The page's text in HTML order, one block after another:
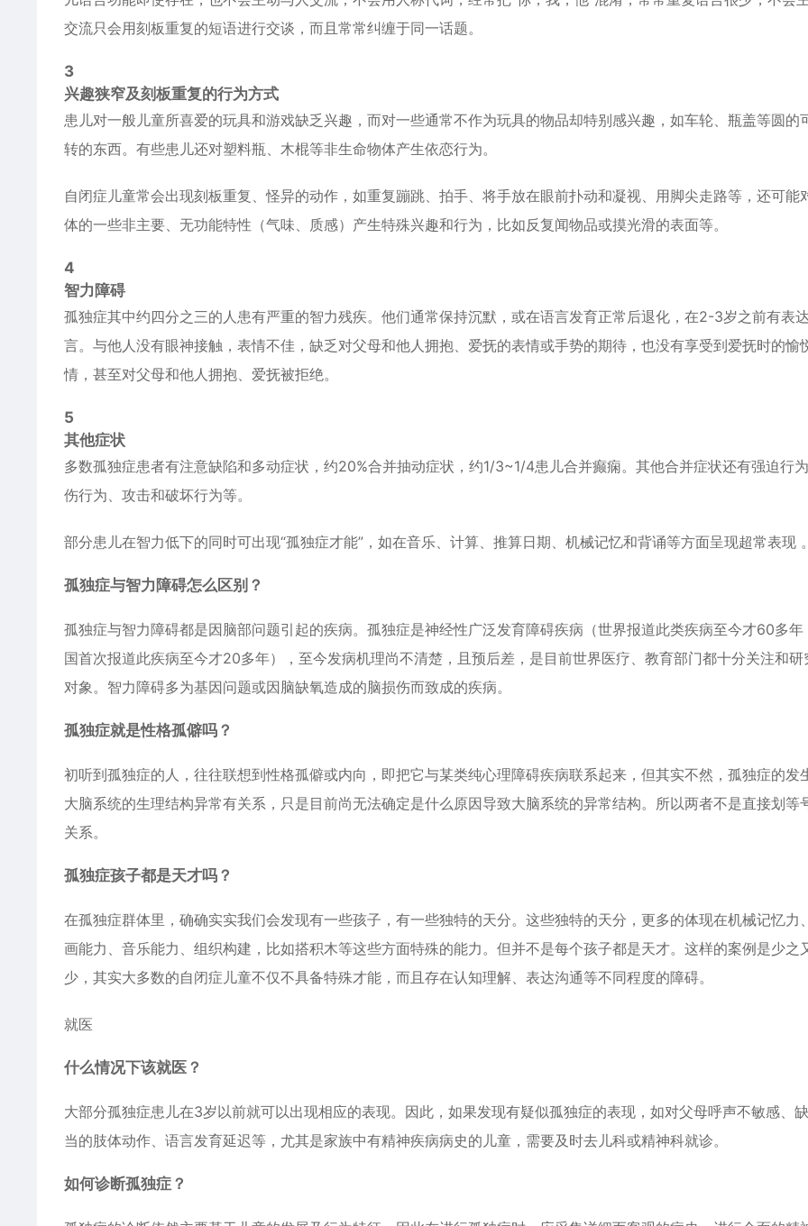
交流只会用刻板重复的短语进行交谈，而且常常纠缠于同一话题。
3
兴趣狭窄及刻板重复的行为方式
患儿对一般儿童所喜爱的玩具和游戏缺乏兴趣，而对一些通常不作为玩具的物品却特别感兴趣，如车轮、瓶盖等圆的
转的东西。有些患儿还对塑料瓶、木棍等非生命物体产生依恋行为。
自闭症儿童常会出现刻板重复、怪异的动作，如重复蹦跳、拍手、将手放在眼前扑动和凝视、用脚尖走路等，还可能
体的一些非主要、无功能特性（气味、质感）产生特殊兴趣和行为，比如反复闻物品或摸光滑的表面等。
4
智力障碍
孤独症其中约四分之三的人患有严重的智力残疾。他们通常保持沉默，或在语言发育正常后退化，在2-3岁之前有表
言。与他人没有眼神接触，表情不佳，缺乏对父母和他人拥抱、爱抚的表情或手势的期待，也没有享受到爱抚时的愉
情，甚至对父母和他人拥抱、爱抚被拒绝。
5
其他症状
多数孤独症患者有注意缺陷和多动症状，约20%合并抽动症状，约1/3~1/4患儿合并癫痫。其他合并症状还有强迫行
伤行为、攻击和破坏行为等。
部分患儿在智力低下的同时可出现“孤独症才能”，如在音乐、计算、推算日期、机械记忆和背诵等方面呈现超常表现 。
孤独症与智力障碍怎么区别？
孤独症与智力障碍都是因脑部问题引起的疾病。孤独症是神经性广泛发育障碍疾病（世界报道此类疾病至今才60多年
国首次报道此疾病至今才20多年），至今发病机理尚不清楚，且预后差，是目前世界医疗、教育部门都十分关注和研
对象。智力障碍多为基因问题或因脑缺氧造成的脑损伤而致成的疾病。
孤独症就是性格孤僻吗？
初听到孤独症的人，往往联想到性格孤僻或内向，即把它与某类纯心理障碍疾病联系起来，但其实不然，孤独症的发
大脑系统的生理结构异常有关系，只是目前尚无法确定是什么原因导致大脑系统的异常结构。所以两者不是直接划等
关系。
孤独症孩子都是天才吗？
在孤独症群体里，确确实实我们会发现有一些孩子，有一些独特的天分。这些独特的天分，更多的体现在机械记忆力
画能力、音乐能力、组织构建，比如搭积木等这些方面特殊的能力。但并不是每个孩子都是天才。这样的案例是少之
少，其实大多数的自闭症儿童不仅不具备特殊才能，而且存在认知理解、表达沟通等不同程度的障碍。
就医
什么情况下该就医？
大部分孤独症患儿在3岁以前就可以出现相应的表现。因此，如果发现有疑似孤独症的表现，如对父母呼声不敏感、
当的肢体动作、语言发育延迟等，尤其是家族中有精神疾病病史的儿童，需要及时去儿科或精神科就诊。
如何诊断孤独症？